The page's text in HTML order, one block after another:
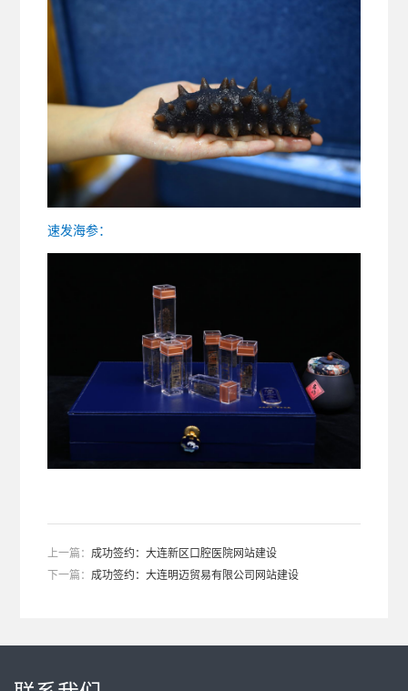
速发海参：
上一篇：成功签约：大连新区口腔医院网站建设
下一篇：成功签约：大连明迈贸易有限公司网站建设